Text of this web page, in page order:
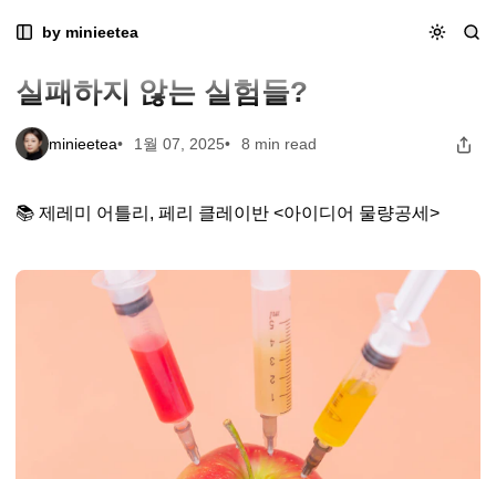
to
to
to
by minieetea
실패하지 않는 실험들?
Book & Learn
실패하지 않는 실험들?
minieetea 1월 07, 2025 8 min read
📚 제레미 어틀리, 페리 클레이반 <아이디어 물량공세>